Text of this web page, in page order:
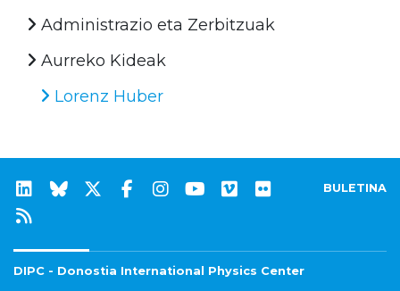
Administrazio eta Zerbitzuak
Aurreko Kideak
Lorenz Huber
BULETINA
DIPC - Donostia International Physics Center